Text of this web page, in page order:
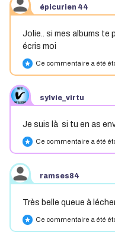
épicurien 44
Jolie.. si mes albums te
écris moi
star Ce commentaire a été
sylvie_virtu
Je suis là si tu en as
star Ce commentaire a été
ramses84
Très belle queue à
star Ce commentaire a été